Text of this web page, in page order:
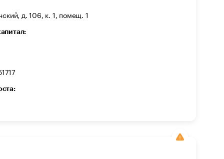
д. 106, к. 1, помещ. 1